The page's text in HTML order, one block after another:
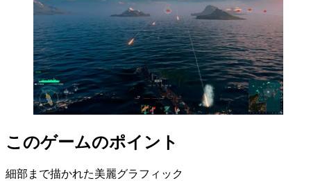
このゲームのポイント
細部まで描かれた美麗グラフィック